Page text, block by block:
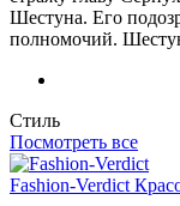
Шестуна. Его
полномочий.
Стиль
Посмотреть все
Fashion-Verdict